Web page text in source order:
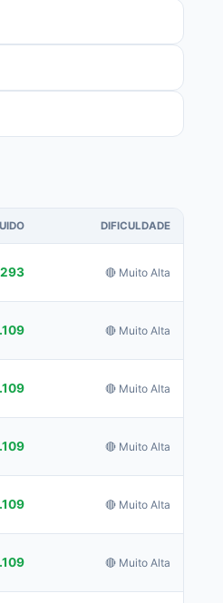
DIFICULDADE
🔴 Muito Alta
🔴 Muito Alta
🔴 Muito Alta
🔴 Muito Alta
🔴 Muito Alta
🔴 Muito Alta